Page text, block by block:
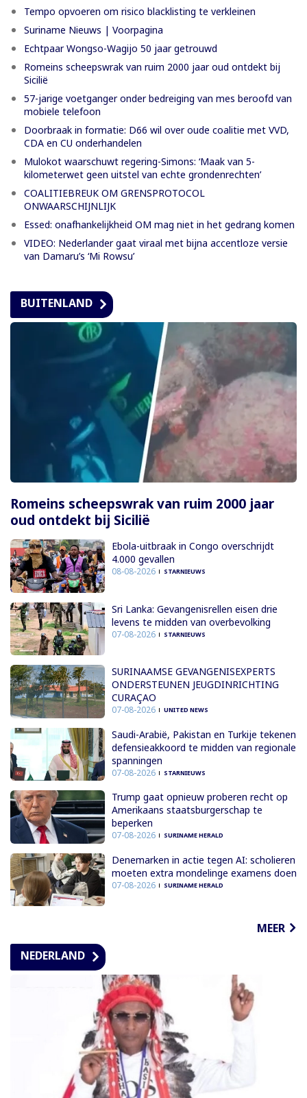
Tempo opvoeren om risico blacklisting te verkleinen
Suriname Nieuws | Voorpagina
Echtpaar Wongso-Wagijo 50 jaar getrouwd
Romeins scheepswrak van ruim 2000 jaar oud ontdekt bij
Sicilië
57-jarige voetganger onder bedreiging van mes beroofd van
mobiele telefoon
Doorbraak in formatie: D66 wil over oude coalitie met VVD,
CDA en CU onderhandelen
Mulokot waarschuwt regering-Simons: ‘Maak van 5-
kilometerwet geen uitstel van echte grondenrechten’
COALITIEBREUK OM GRENSPROTOCOL
ONWAARSCHIJNLIJK
Essed: onafhankelijkheid OM mag niet in het gedrang komen
VIDEO: Nederlander gaat viraal met bijna accentloze versie
van Damaru’s ‘Mi Rowsu’
BUITENLAND
Romeins scheepswrak van ruim 2000 jaar
oud ontdekt bij Sicilië
Ebola-uitbraak in Congo overschrijdt
4.000 gevallen
08-08-2026 STARNIEUWS
Sri Lanka: Gevangenisrellen eisen drie
levens te midden van overbevolking
07-08-2026 STARNIEUWS
SURINAAMSE GEVANGENISEXPERTS
ONDERSTEUNEN JEUGDINRICHTING
CURAÇAO
07-08-2026 UNITED NEWS
Saudi-Arabië, Pakistan en Turkije tekenen
defensieakkoord te midden van regionale
spanningen
07-08-2026 STARNIEUWS
Trump gaat opnieuw proberen recht op
Amerikaans staatsburgerschap te
beperken
07-08-2026 SURINAME HERALD
Denemarken in actie tegen AI: scholieren
moeten extra mondelinge examens doen
07-08-2026 SURINAME HERALD
MEER
NEDERLAND